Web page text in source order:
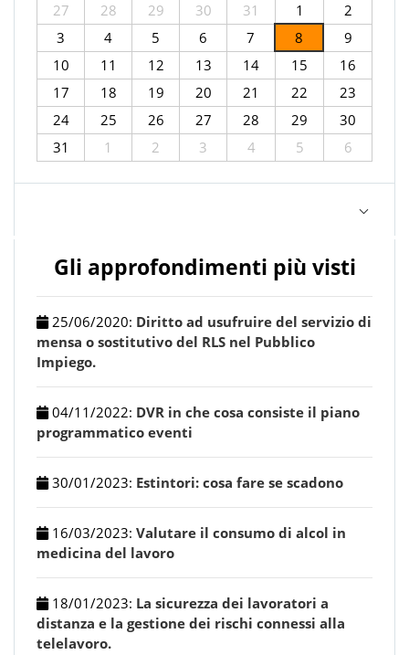
27
28 29 30 31 1
2
3
4 5 6 7 8
9
10
11 12 13 14 15
16
17
18 19 20 21 22
23
24
25 26 27 28 29
30
31
1 2 3 4 5 6
Gli approfondimenti più visti
25/06/2020: Diritto ad usufruire del servizio di
mensa o sostitutivo del RLS nel Pubblico
Impiego.
04/11/2022: DVR in che cosa consiste il piano
programmatico eventi
30/01/2023: Estintori: cosa fare se scadono
16/03/2023: Valutare il consumo di alcol in
medicina del lavoro
18/01/2023: La sicurezza dei lavoratori a
distanza e la gestione dei rischi connessi alla
telelavoro.